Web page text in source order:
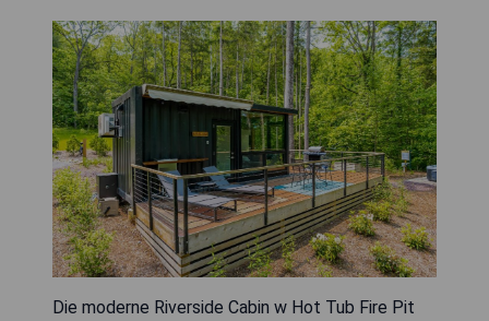
Die moderne Riverside Cabin w Hot Tub Fire Pit